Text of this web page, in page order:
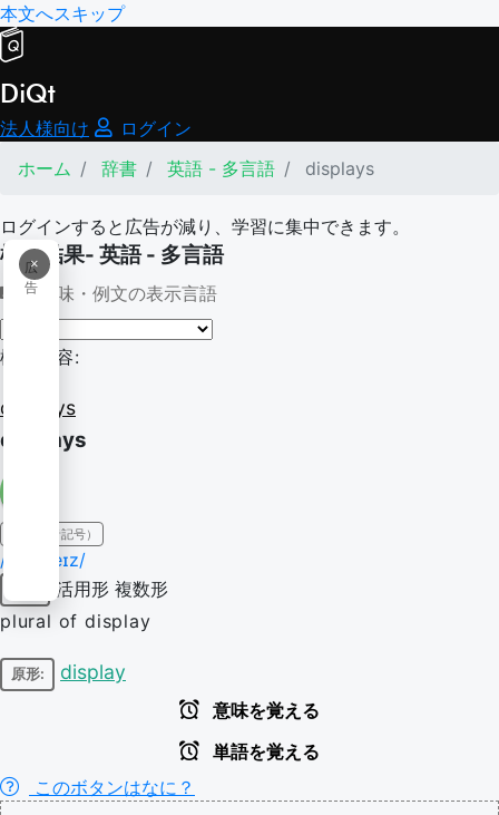
本文へスキップ
DiQt
法人様向け
ログイン
ホーム
辞書 英語 - 多言語 displays
ログインすると広告が減り、学習に集中できます。
×
広
告
検索結果- 英語 - 多言語
意味・例文の表示言語
検索内容:
displays
displays
IPA（発音記号）
/dɪsˈpleɪz/
活用形 複数形
plural of display
原形: display
意味を覚える
単語を覚える
このボタンはなに？